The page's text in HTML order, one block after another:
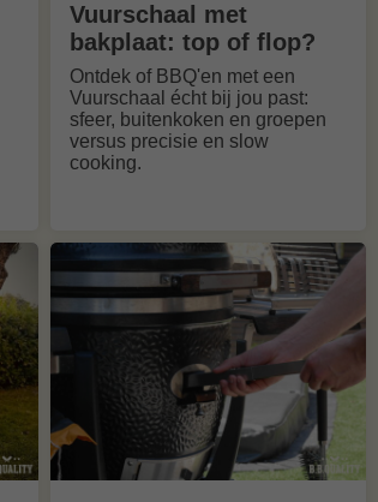
Vuurschaal met
bakplaat: top of flop?
Ontdek of BBQ'en met een
Vuurschaal écht bij jou past:
sfeer, buitenkoken en groepen
versus precisie en slow
cooking.